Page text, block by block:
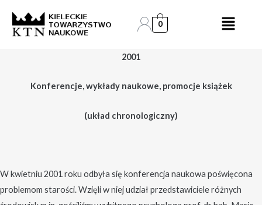
content
0
2001
Konferencje, wykłady naukowe, promocje książek
(układ chronologiczny)
W kwietniu 2001 roku odbyła się konferencja naukowa poświęcona
problemom starości. Wzięli w niej udział przedstawiciele różnych
navigation